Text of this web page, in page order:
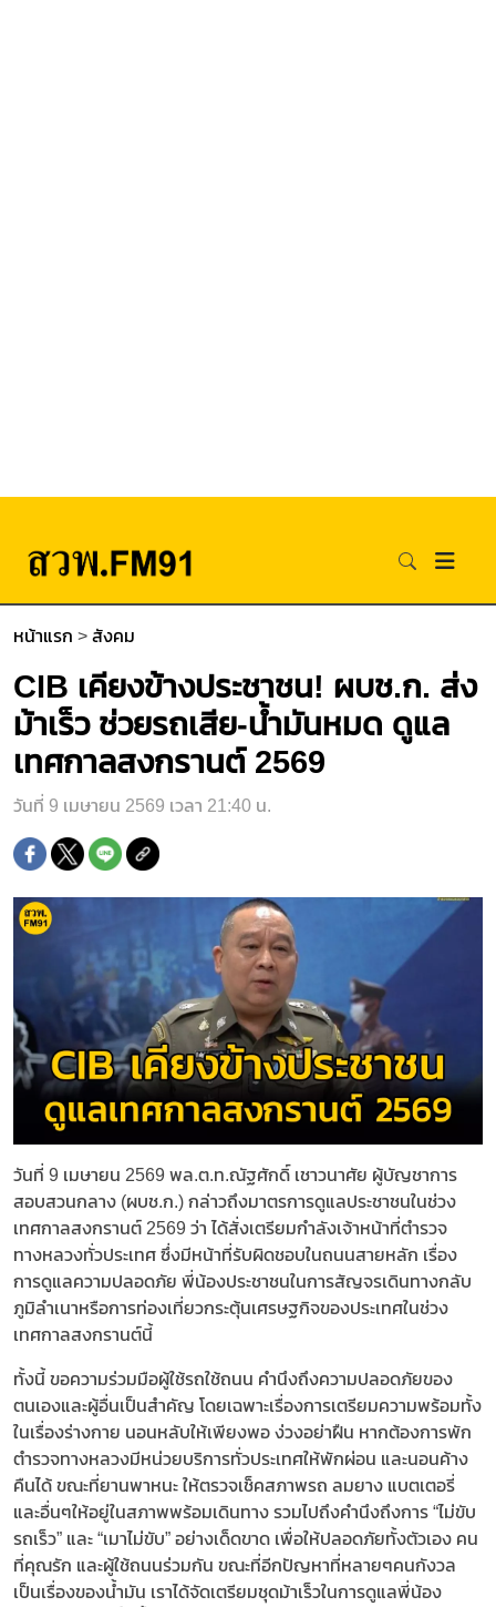
หน้าแรก > สังคม
CIB เคียงข้างประชาชน! ผบช.ก. ส่ง
ม้าเร็ว ช่วยรถเสีย-น้ำมันหมด ดูแล
เทศกาลสงกรานต์ 2569
วันที่ 9 เมษายน 2569 เวลา 21:40 น.
วันที่ 9 เมษายน 2569 พล.ต.ท.ณัฐศักดิ์ เชาวนาศัย ผู้บัญชาการ
สอบสวนกลาง (ผบช.ก.) กล่าวถึงมาตรการดูแลประชาชนในช่วง
เทศกาลสงกรานต์ 2569 ว่า ได้สั่งเตรียมกำลังเจ้าหน้าที่ตำรวจ
ทางหลวงทั่วประเทศ ซึ่งมีหน้าที่รับผิดชอบในถนนสายหลัก เรื่อง
การดูแลความปลอดภัย พี่น้องประชาชนในการสัญจรเดินทางกลับ
ภูมิลำเนาหรือการท่องเที่ยวกระตุ้นเศรษฐกิจของประเทศในช่วง
เทศกาลสงกรานต์นี้
ทั้งนี้ ขอความร่วมมือผู้ใช้รถใช้ถนน คำนึงถึงความปลอดภัยของ
ตนเองและผู้อื่นเป็นสำคัญ โดยเฉพาะเรื่องการเตรียมความพร้อมทั้ง
ในเรื่องร่างกาย นอนหลับให้เพียงพอ ง่วงอย่าฝืน หากต้องการพัก
ตำรวจทางหลวงมีหน่วยบริการทั่วประเทศให้พักผ่อน และนอนค้าง
คืนได้ ขณะที่ยานพาหนะ ให้ตรวจเช็คสภาพรถ ลมยาง แบตเตอรี่
และอื่นๆให้อยู่ในสภาพพร้อมเดินทาง รวมไปถึงคำนึงถึงการ “ไม่ขับ
รถเร็ว” และ “เมาไม่ขับ” อย่างเด็ดขาด เพื่อให้ปลอดภัยทั้งตัวเอง คน
ที่คุณรัก และผู้ใช้ถนนร่วมกัน ขณะที่อีกปัญหาที่หลายๆคนกังวล
เป็นเรื่องของน้ำมัน เราได้จัดเตรียมชุดม้าเร็วในการดูแลพี่น้อง